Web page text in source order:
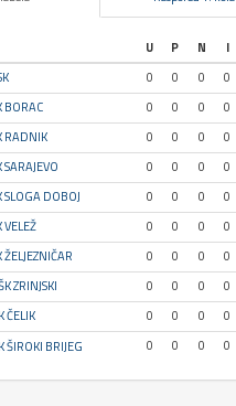
U P N I
0 0 0 0
BORAC 0 0 0 0
RADNIK 0 0 0 0
SARAJEVO 0 0 0 0
SLOGA DOBOJ 0 0 0 0
VELEŽ 0 0 0 0
ŽELJEZNIČAR 0 0 0 0
ZRINJSKI 0 0 0 0
ČELIK 0 0 0 0
ŠIROKI BRIJEG 0 0 0 0